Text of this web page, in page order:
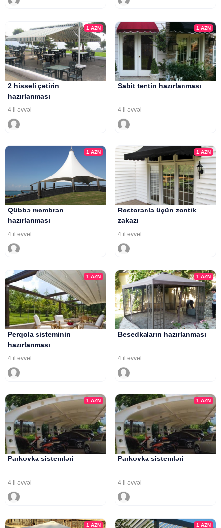
1AZN
2 hissəli çətirin
hazırlanması
4 il əvvəl
1 AZN
Sabit tentin hazırlanması
4 il əvvəl
1AZN
Qübbə membran
hazırlanması
4 il əvvəl
1 AZN
Restoranla üçün zontik
zakazı
4 il əvvəl
1AZN
Perqola sisteminin
hazırlanması
4 il əvvəl
1 AZN
Besedkaların hazırlanması
4 il əvvəl
1AZN
Parkovka sistemləri
4 il əvvəl
1 AZN
Parkovka sistemləri
4 il əvvəl
1AZN 1 AZN